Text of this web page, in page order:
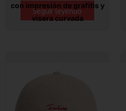
con impresión de grafitis y
visera curvada
Seguir leyendo